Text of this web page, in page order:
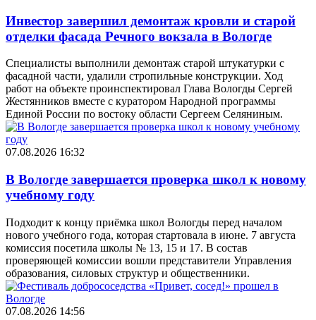
Инвестор завершил демонтаж кровли и старой
отделки фасада Речного вокзала в Вологде
Специалисты выполнили демонтаж старой штукатурки с
фасадной части, удалили стропильные конструкции. Ход
работ на объекте проинспектировал Глава Вологды Сергей
Жестянников вместе с куратором Народной программы
Единой России по востоку области Сергеем Селяниным.
07.08.2026 16:32
В Вологде завершается проверка школ к новому
учебному году
Подходит к концу приёмка школ Вологды перед началом
нового учебного года, которая стартовала в июне. 7 августа
комиссия посетила школы № 13, 15 и 17. В состав
проверяющей комиссии вошли представители Управления
образования, силовых структур и общественники.
07.08.2026 14:56